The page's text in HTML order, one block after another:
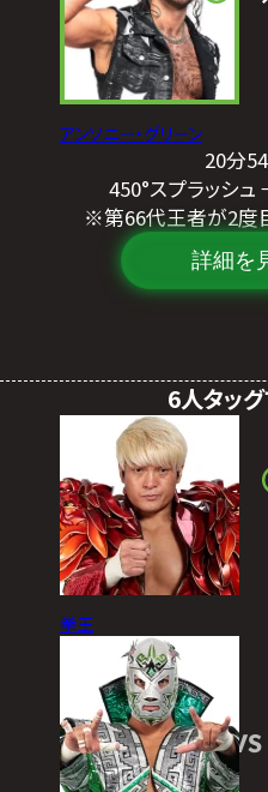
アンソニー・グリーン
20分
450°スプラッシ
※第66代王者が2度
詳細を
6人タッ
拳王
VS